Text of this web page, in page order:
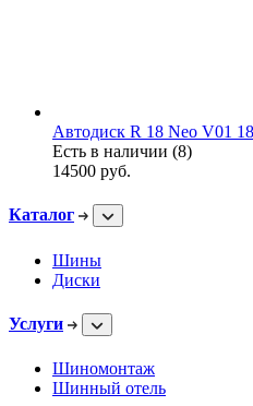
Автодиск R 18 Neo V01
Есть в наличии (8)
14500 руб.
Каталог
Шины
Диски
Услуги
Шиномонтаж
Шинный отель